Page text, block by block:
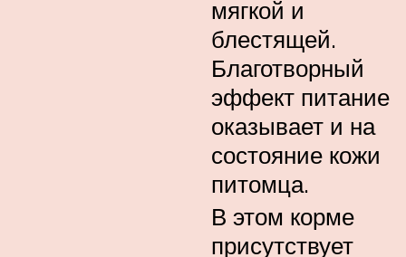
мягкой и
блестящей.
Благотворный
эффект питание
оказывает и на
состояние кожи
питомца.
В этом корме
присутствует